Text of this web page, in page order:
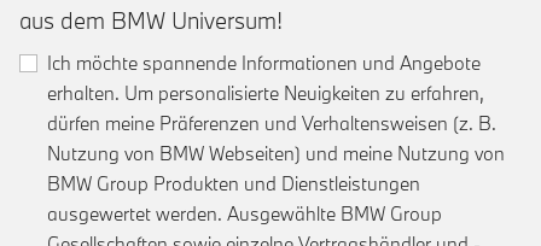
aus dem BMW Universum!
Ich möchte spannende Informationen und Angebote
erhalten. Um personalisierte Neuigkeiten zu erfahren,
dürfen meine Präferenzen und Verhaltensweisen (z. B.
Nutzung von BMW Webseiten) und meine Nutzung von
BMW Group Produkten und Dienstleistungen
ausgewertet werden. Ausgewählte BMW Group